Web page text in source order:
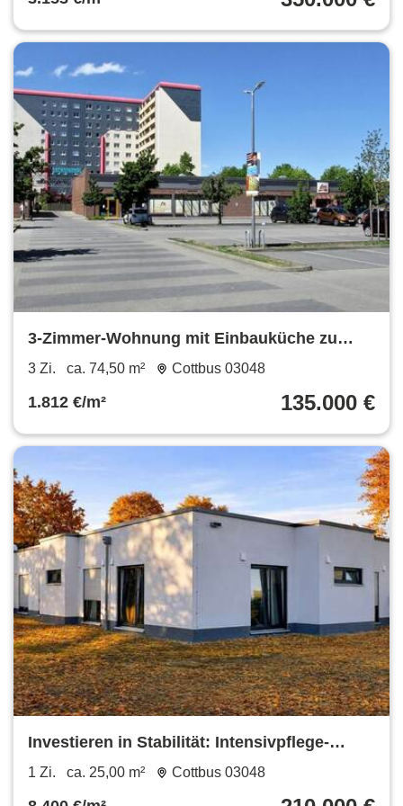
3-Zimmer-Wohnung mit Einbauküche zu
verkaufen
3 Zi. ca. 74,50 m² Cottbus 03048
1.812 €/m² 135.000 €
Investieren in Stabilität: Intensivpflege-
Apartment in Cottbus mit 5,5%
1 Zi. ca. 25,00 m² Cottbus 03048